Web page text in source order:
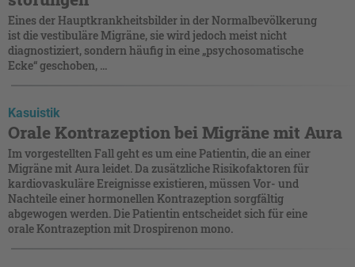
Eines der Hauptkrankheitsbilder in der Normal­bevölkerung
ist die vestibuläre Migräne, sie wird ­jedoch meist nicht
diagnostiziert, sondern häufig in eine „psychosomatische
Ecke“ geschoben, ...
Kasuistik
Orale Kontrazeption bei Migräne mit Aura
Im vorgestellten Fall geht es um eine Patientin, die an einer
Migräne mit Aura leidet. Da zusätzliche Risikofaktoren für
kardiovaskuläre Ereignisse existieren, müssen Vor- und
Nachteile einer hormonellen Kontrazeption sorgfältig
abgewogen werden. Die Patientin entscheidet sich für eine
orale Kontrazeption mit Drospirenon mono.